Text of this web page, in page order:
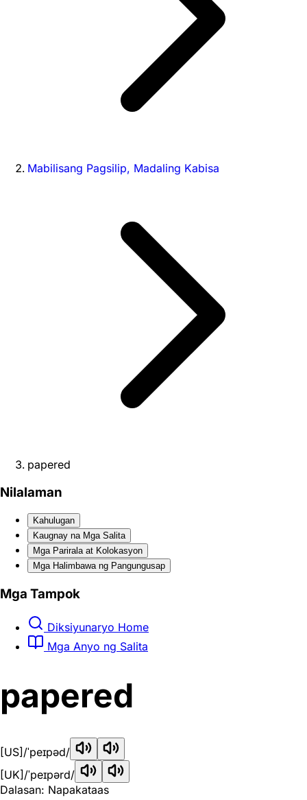
Mabilisang Pagsilip, Madaling Kabisa
papered
Nilalaman
Kahulugan
Kaugnay na Mga Salita
Mga Parirala at Kolokasyon
Mga Halimbawa ng Pangungusap
Mga Tampok
Diksiyunaryo Home
Mga Anyo ng Salita
papered
[US] /ˈpeɪpəd/
[UK] /ˈpeɪpərd/
Dalasan: Napakataas